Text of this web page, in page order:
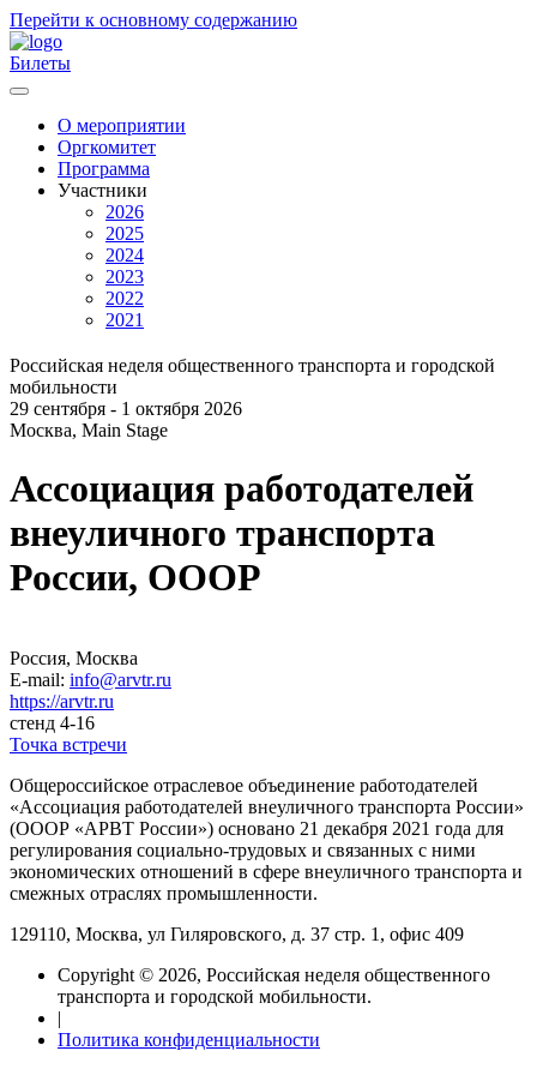
Перейти к основному содержанию
Билеты
Главное
меню
О мероприятии
Оргкомитет
Программа
Участники
2026
2025
2024
2023
2022
2021
Российская неделя общественного транспорта и городской
мобильности
29 сентября - 1 октября 2026
Москва, Main Stage
Ассоциация работодателей
внеуличного транспорта
России, ОООР
Россия, Москва
E-mail: info@arvtr.ru
https://arvtr.ru
стенд 4-16
Точка встречи
Общероссийское отраслевое объединение работодателей
«Ассоциация работодателей внеуличного транспорта России»
(ОООР «АРВТ России») основано 21 декабря 2021 года для
регулирования социально-трудовых и связанных с ними
экономических отношений в сфере внеуличного транспорта и
смежных отраслях промышленности.
129110, Москва, ул Гиляровского, д. 37 стр. 1, офис 409
Copyright © 2026, Российская неделя общественного
транспорта и городской мобильности.
|
Политика конфиденциальности